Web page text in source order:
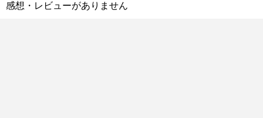
感想・レビューがありません